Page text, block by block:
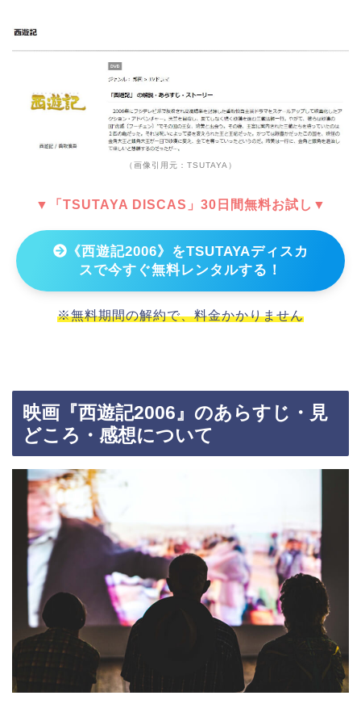
（画像引用元：TSUTAYA）
▼「TSUTAYA DISCAS」30日間無料お試し▼
《西遊記2006》をTSUTAYAディスカ
スで今すぐ無料レンタルする！
※無料期間の解約で、料金かかりません
映画『西遊記2006』のあらすじ・見
どころ・感想について